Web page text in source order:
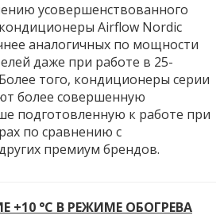
усовершенствованного
Airflow Nordic
аналогичных по мощности
даже при работе в 25-
того, кондиционеры серии
более совершенную
подготовленную к работе при
по сравнению с
премиум брендов.
+10 °С В РЕЖИМЕ ОБОГРЕВА